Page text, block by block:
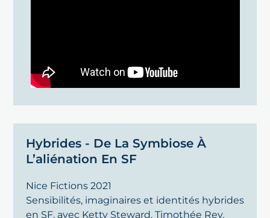
Hybrides - De La Symbiose À
L’aliénation En SF
Nice Fictions 2021
Sensibilités, imaginaires et identités hybrides
en SF, avec Ketty Steward, Timothée Rey,